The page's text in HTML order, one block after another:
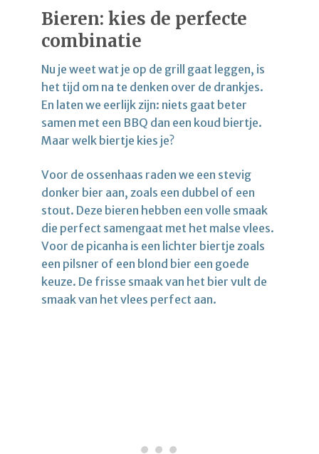
Bieren: kies de perfecte
combinatie
Nu je weet wat je op de grill gaat leggen, is
het tijd om na te denken over de drankjes.
En laten we eerlijk zijn: niets gaat beter
samen met een BBQ dan een koud biertje.
Maar welk biertje kies je?
Voor de ossenhaas raden we een stevig
donker bier aan, zoals een dubbel of een
stout. Deze bieren hebben een volle smaak
die perfect samengaat met het malse vlees.
Voor de picanha is een lichter biertje zoals
een pilsner of een blond bier een goede
keuze. De frisse smaak van het bier vult de
smaak van het vlees perfect aan.